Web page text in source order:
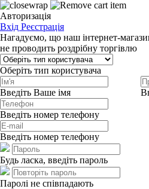
Авторизація
Вхід Реєстрація
Нагадуємо, що наш інтернет-
не проводить роздрібну торгівлю
Оберіть тип користувача
Введіть Ваше імя
Введіть номер телефону
Введіть номер телефону
Будь ласка, введіть пароль
Паролі не співпадають